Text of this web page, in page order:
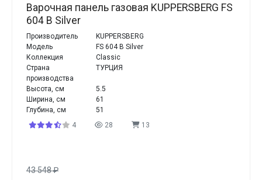
Варочная панель газовая KUPPERSBERG FS
604 B Silver
Производитель
KUPPERSBERG
Модель
FS 604 B Silver
Коллекция
Classic
Страна
производства
ТУРЦИЯ
Высота, см
5.5
Ширина, см
61
Глубина, см
51
4
28 13
43 548₽